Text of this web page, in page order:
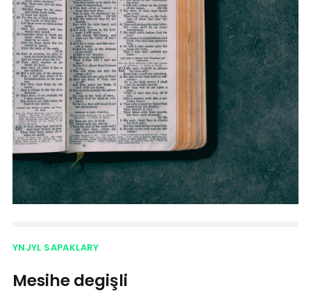
YNJYL SAPAKLARY
Mesihe degişli